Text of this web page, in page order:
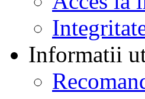
Informatii